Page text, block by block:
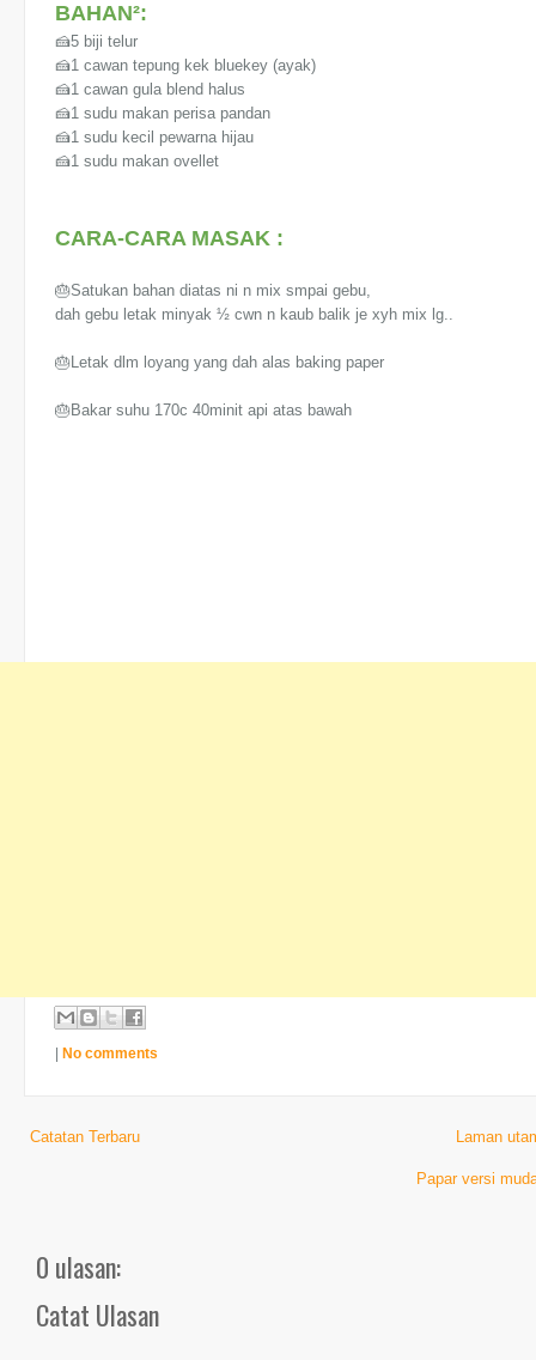
BAHAN²:
🍰5 biji telur
🍰1 cawan tepung kek bluekey (ayak)
🍰1 cawan gula blend halus
🍰1 sudu makan perisa pandan
🍰1 sudu kecil pewarna hijau
🍰1 sudu makan ovellet
CARA-CARA MASAK :
🎂Satukan bahan diatas ni n mix smpai gebu,
dah gebu letak minyak ½ cwn n kaub balik je xyh mix lg..
🎂Letak dlm loyang yang dah alas baking paper
🎂Bakar suhu 170c 40minit api atas bawah
| No comments
Catatan Terbaru Laman
Papar versi
0 ulasan:
Catat Ulasan